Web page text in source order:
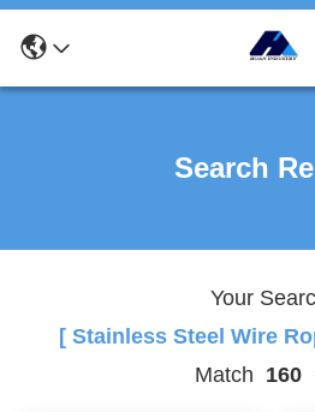
Search
Your
[ Stainless Steel Wire
Match 160